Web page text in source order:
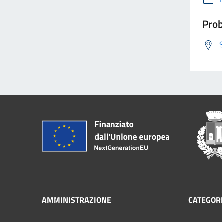
AMMINISTRAZIONE